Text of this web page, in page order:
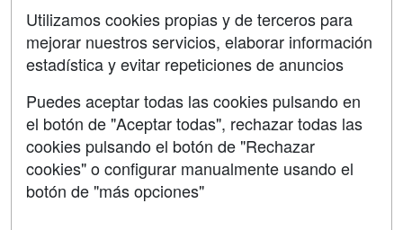
Copyleft
Grupo formazion:
Utilizamos cookies propias y de terceros para
mejorar nuestros servicios, elaborar información
estadística y evitar repeticiones de anuncios
Puedes aceptar todas las cookies pulsando en
el botón de "Aceptar todas", rechazar todas las
cookies pulsando el botón de "Rechazar
cookies" o configurar manualmente usando el
botón de "más opciones"